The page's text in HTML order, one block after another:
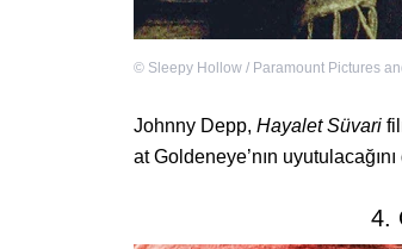
© Sleepy Hollow / Paramount Pictures
Johnny Depp, Hayalet Süvari
at Goldeneye’nın
4.